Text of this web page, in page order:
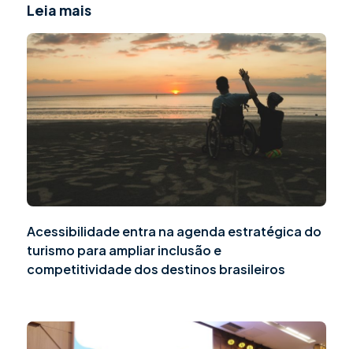
Leia mais
Acessibilidade entra na agenda estratégica do
turismo para ampliar inclusão e
competitividade dos destinos brasileiros